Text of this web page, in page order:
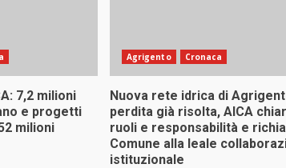
7,2 milioni
e progetti
milioni
Agrigento Cronaca
Nuova rete idrica di
perdita già risolta, AICA
ruoli e responsabilità e
Comune alla leale
istituzionale